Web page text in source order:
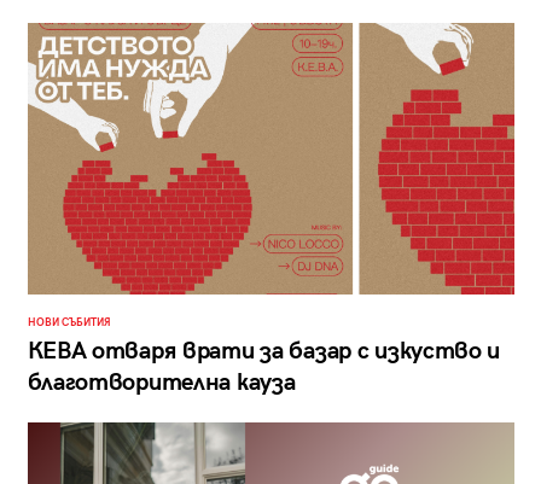
НОВИ СЪБИТИЯ
КЕВА отваря врати за базар с изкуство и
благотворителна кауза